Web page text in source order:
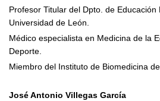
Profesor Titular del Dpto. de
Universidad de León.
Médico especialista en Medicina de la
Deporte.
Miembro del Instituto de Biomedicina
José Antonio Villegas García